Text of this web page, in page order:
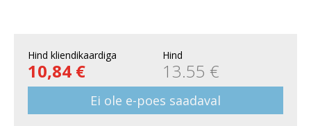
Hind kliendikaardiga
10,84 €
Hind
13.55 €
Ei ole e-poes saadaval